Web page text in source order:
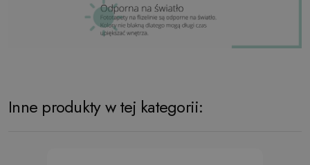
Inne produkty w tej kategorii: